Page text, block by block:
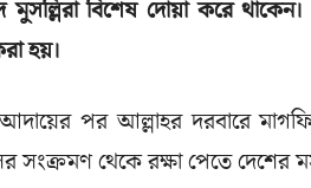
মুসল্লিরা বিশেষ দোয়া করে
হয়।
পর আল্লাহর দরবারে
সংক্রমণ থেকে রক্ষা পেতে দেশের